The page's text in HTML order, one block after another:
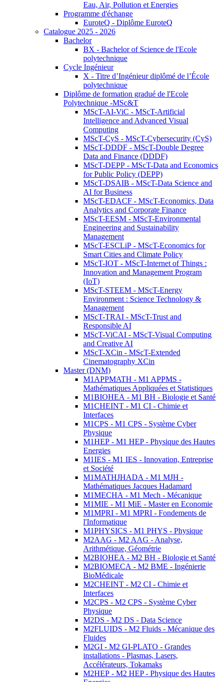
Eau, Air, Pollution et Energies
Programme d'échange
EuroteQ - Diplôme EuroteQ
Catalogue 2025 - 2026
Bachelor
BX - Bachelor of Science de l'Ecole
polytechnique
Cycle Ingénieur
X - Titre d’Ingénieur diplômé de l’École
polytechnique
Diplôme de formation gradué de l'Ecole
Polytechnique -MSc&T
MScT-AI-ViC - MScT-Artificial
Intelligence and Advanced Visual
Computing
MScT-CyS - MScT-Cybersecurity (CyS)
MScT-DDDF - MScT-Double Degree
Data and Finance (DDDF)
MScT-DEPP - MScT-Data and Economics
for Public Policy (DEPP)
MScT-DSAIB - MScT-Data Science and
AI for Business
MScT-EDACF - MScT-Economics, Data
Analytics and Corporate Finance
MScT-EESM - MScT-Environmental
Engineering and Sustainability
Management
MScT-ESCLiP - MScT-Economics for
Smart Cities and Climate Policy
MScT-IOT - MScT-Internet of Things :
Innovation and Management Program
(IoT)
MScT-STEEM - MScT-Energy
Environment : Science Technology &
Management
MScT-TRAI - MScT-Trust and
Responsible AI
MScT-ViCAI - MScT-Visual Computing
and Creative AI
MScT-XCin - MScT-Extended
Cinematography XCin
Master (DNM)
M1APPMATH - M1 APPMS -
Mathématiques Appliquées et Statistiques
M1BIOHEA - M1 BH - Biologie et Santé
M1CHEINT - M1 CI - Chimie et
Interfaces
M1CPS - M1 CPS - Système Cyber
Physique
M1HEP - M1 HEP - Physique des Hautes
Energies
M1IES - M1 IES - Innovation, Entreprise
et Société
M1MATHJHADA - M1 MJH -
Mathématiques Jacques Hadamard
M1MECHA - M1 Mech - Mécanique
M1MIE - M1 MiE - Master en Economie
M1MPRI - M1 MPRI - Fondements de
l'Informatique
M1PHYSICS - M1 PHYS - Physique
M2AAG - M2 AAG - Analyse,
Arithmétique, Géométrie
M2BIOHEA - M2 BH - Biologie et Santé
M2BIOMECA - M2 BME - Ingénierie
BioMédicale
M2CHEINT - M2 CI - Chimie et
Interfaces
M2CPS - M2 CPS - Système Cyber
Physique
M2DS - M2 DS - Data Science
M2FLUIDS - M2 Fluids - Mécanique des
Fluides
M2GI - M2 GI-PLATO - Grandes
installations - Plasmas, Lasers,
Accélérateurs, Tokamaks
M2HEP - M2 HEP - Physique des Hautes